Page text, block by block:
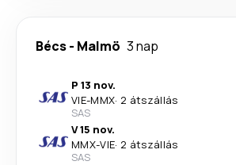
Bécs- Malmö 3 nap
P 13 nov.
VIE-MMX· 2 átszállás
SAS
V 15 nov.
MMX-VIE· 2 átszállás
SAS